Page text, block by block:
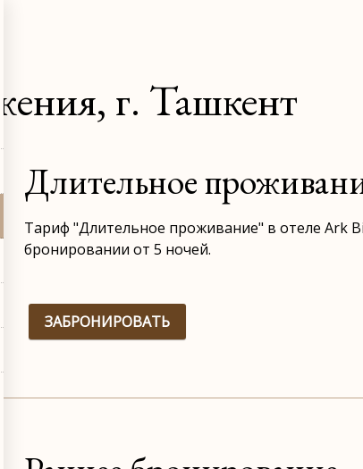
г. Ташкент
Длительное
Тариф "Длительное проживание" в отеле Ark
бронировании от 5 ночей.
ЗАБРОНИРОВАТЬ